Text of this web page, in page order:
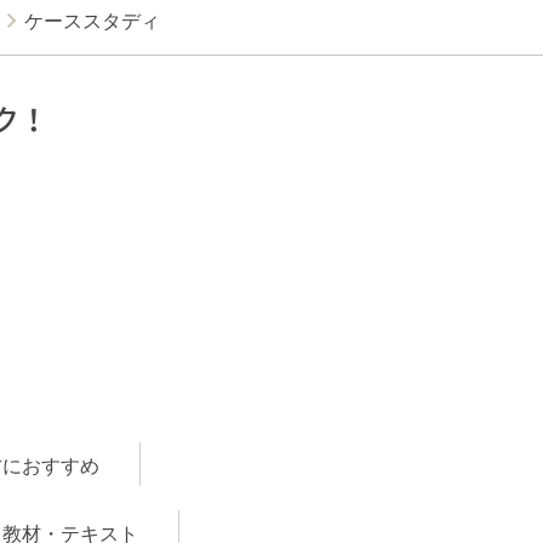
ケーススタディ
おすすめ
教材・テキスト